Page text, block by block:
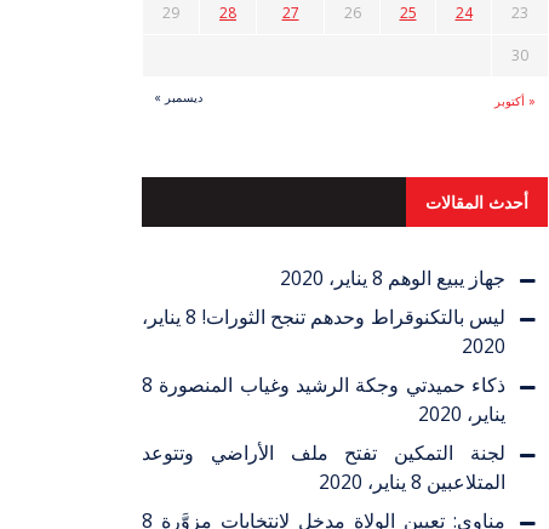
« أكتوبر ديسمبر »
23
24
25
26
27
28
29
30
أحدث المقالات
جهاز يبيع الوهم 8 يناير، 2020
ليس بالتكنوقراط وحدهم تنجح الثورات!
8 يناير،
2020
ذكاء حميدتي وجكة الرشيد وغياب المنصورة 8
يناير، 2020
لجنة التمكين تفتح ملف الأراضي وتتوعد
المتلاعبين 8 يناير، 2020
مناوي: تعيين الولاة مدخل لانتخابات مزوَّرة 8